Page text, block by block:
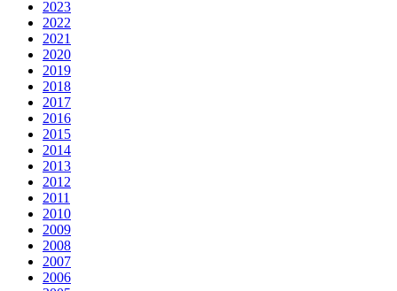
2023
2022
2021
2020
2019
2018
2017
2016
2015
2014
2013
2012
2011
2010
2009
2008
2007
2006